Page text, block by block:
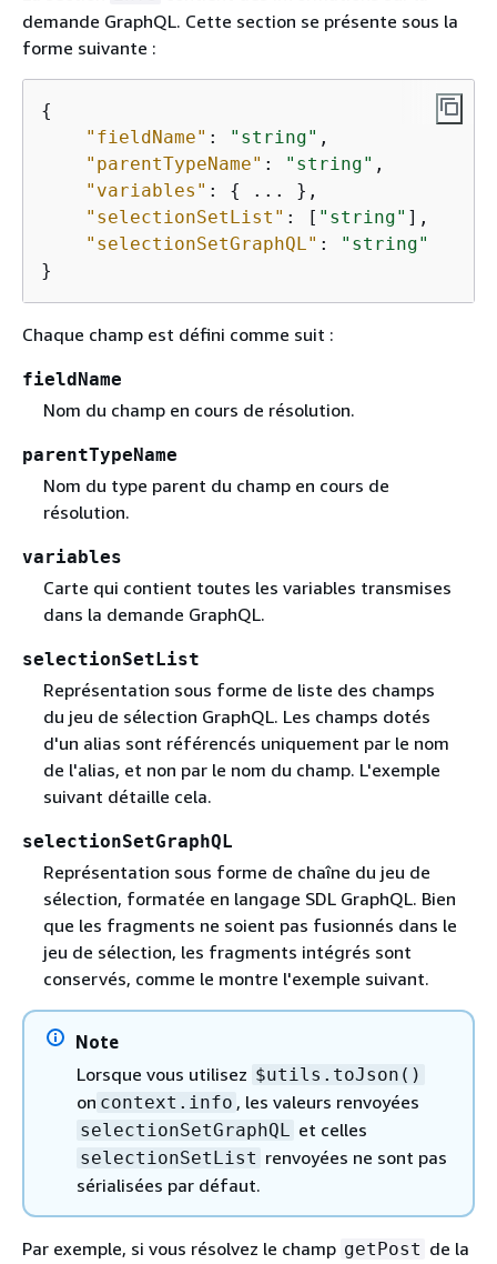
demande GraphQL. Cette section se présente sous la
forme suivante :
{
"fieldName" : "string" ,
"parentTypeName" : "string" ,
"variables" : {
... },
"selectionSetList" : [ "string" ],
"selectionSetGraphQL" :
"string"
}
Chaque champ est défini comme suit :
fieldName
Nom du champ en cours de résolution.
parentTypeName
Nom du type parent du champ en cours de
résolution.
variables
Carte qui contient toutes les variables transmises
dans la demande GraphQL.
selectionSetList
Représentation sous forme de liste des champs
du jeu de sélection GraphQL. Les champs dotés
d'un alias sont référencés uniquement par le nom
de l'alias, et non par le nom du champ. L'exemple
suivant détaille cela.
selectionSetGraphQL
Représentation sous forme de chaîne du jeu de
sélection, formatée en langage SDL GraphQL. Bien
que les fragments ne soient pas fusionnés dans le
jeu de sélection, les fragments intégrés sont
conservés, comme le montre l'exemple suivant.
Note
Lorsque vous utilisez $utils.toJson()
on context.info , les valeurs renvoyées
selectionSetGraphQL et celles
selectionSetList renvoyées ne sont pas
sérialisées par défaut.
Par exemple, si vous résolvez le champ getPost de la